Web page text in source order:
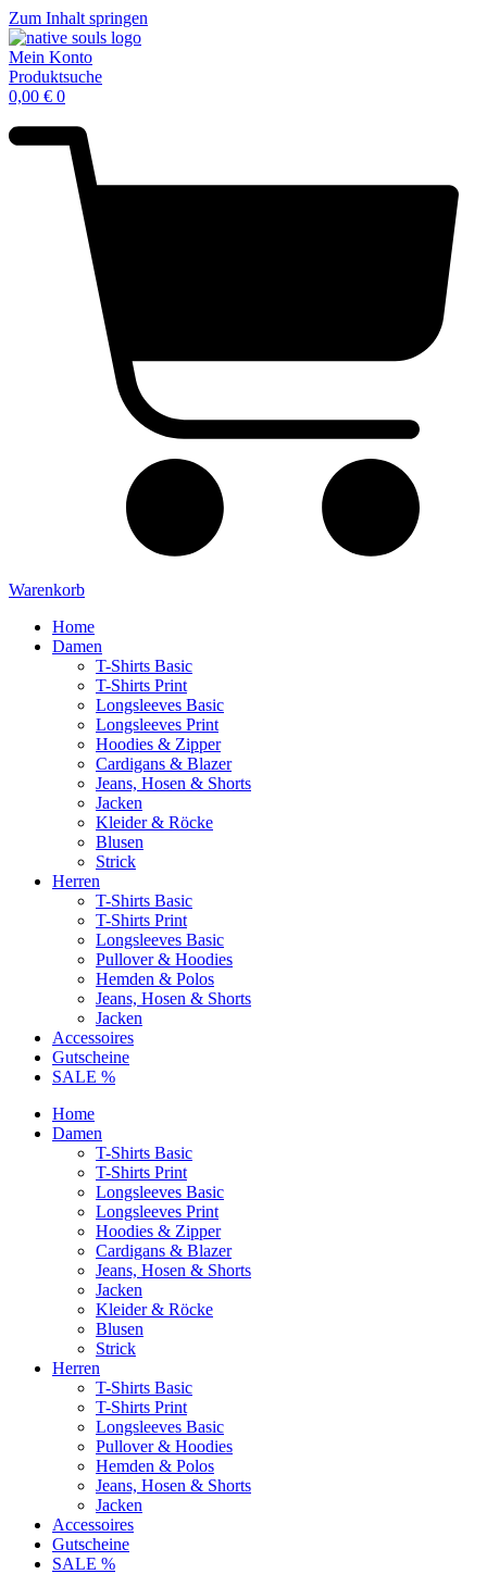
Zum Inhalt springen
Mein Konto
Produktsuche
0,00 € 0
Warenkorb
Home
Damen
T-Shirts Basic
T-Shirts Print
Longsleeves Basic
Longsleeves Print
Hoodies & Zipper
Cardigans & Blazer
Jeans, Hosen & Shorts
Jacken
Kleider & Röcke
Blusen
Strick
Herren
T-Shirts Basic
T-Shirts Print
Longsleeves Basic
Pullover & Hoodies
Hemden & Polos
Jeans, Hosen & Shorts
Jacken
Accessoires
Gutscheine
SALE %
Home
Damen
T-Shirts Basic
T-Shirts Print
Longsleeves Basic
Longsleeves Print
Hoodies & Zipper
Cardigans & Blazer
Jeans, Hosen & Shorts
Jacken
Kleider & Röcke
Blusen
Strick
Herren
T-Shirts Basic
T-Shirts Print
Longsleeves Basic
Pullover & Hoodies
Hemden & Polos
Jeans, Hosen & Shorts
Jacken
Accessoires
Gutscheine
SALE %